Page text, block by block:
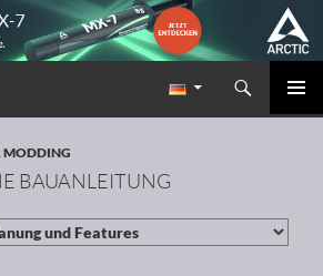
PC Hardware Portal
MODDING
BAUANLEITUNG